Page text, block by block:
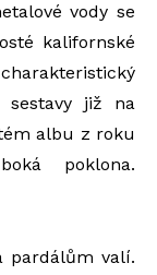
vody se
kalifornské
sestavy již na
albu z roku
poklona.
pardálům valí.